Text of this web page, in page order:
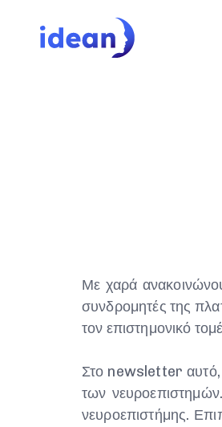
Με χαρά
συνδρομητές της
τον επιστημονικό
Στο newsletter αυτό,
των
νευροεπιστήμης.